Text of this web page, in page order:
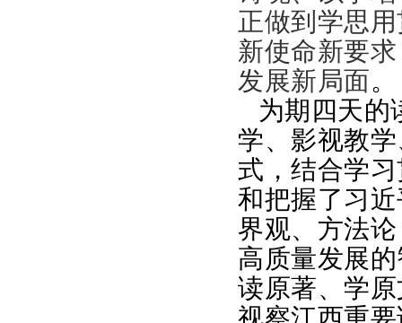
正做到学思
新使命新要
发展新局面 。
为期四天的
学、影视教
式，结合学
和把握了习
界观、方法
高质量发展
读原著、学